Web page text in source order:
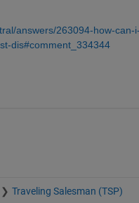
answers/263094-how-can-
dis#comment_334344
Traveling Salesman (TSP)